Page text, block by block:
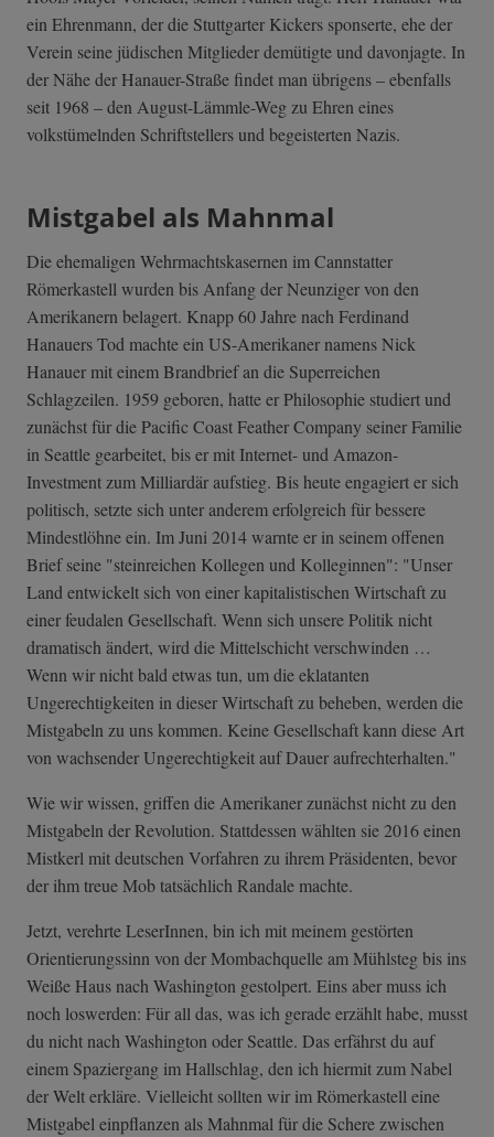
ein Ehrenmann, der die Stuttgarter Kickers sponserte, ehe der
Verein seine jüdischen Mitglieder demütigte und davonjagte. In
der Nähe der Hanauer-Straße findet man übrigens – ebenfalls
seit 1968 – den August-Lämmle-Weg zu Ehren eines
volkstümelnden Schriftstellers und begeisterten Nazis.
Mistgabel als Mahnmal
Die ehemaligen Wehrmachtskasernen im Cannstatter
Römerkastell wurden bis Anfang der Neunziger von den
Amerikanern belagert. Knapp 60 Jahre nach Ferdinand
Hanauers Tod machte ein US-Amerikaner namens Nick
Hanauer mit einem Brandbrief an die Superreichen
Schlagzeilen. 1959 geboren, hatte er Philosophie studiert und
zunächst für die Pacific Coast Feather Company seiner Familie
in Seattle gearbeitet, bis er mit Internet- und Amazon-
Investment zum Milliardär aufstieg. Bis heute engagiert er sich
politisch, setzte sich unter anderem erfolgreich für bessere
Mindestlöhne ein. Im Juni 2014 warnte er in seinem offenen
Brief seine "steinreichen Kollegen und Kolleginnen": "Unser
Land entwickelt sich von einer kapitalistischen Wirtschaft zu
einer feudalen Gesellschaft. Wenn sich unsere Politik nicht
dramatisch ändert, wird die Mittelschicht verschwinden …
Wenn wir nicht bald etwas tun, um die eklatanten
Ungerechtigkeiten in dieser Wirtschaft zu beheben, werden die
Mistgabeln zu uns kommen. Keine Gesellschaft kann diese Art
von wachsender Ungerechtigkeit auf Dauer aufrechterhalten."
Wie wir wissen, griffen die Amerikaner zunächst nicht zu den
Mistgabeln der Revolution. Stattdessen wählten sie 2016 einen
Mistkerl mit deutschen Vorfahren zu ihrem Präsidenten, bevor
der ihm treue Mob tatsächlich Randale machte.
Jetzt, verehrte LeserInnen, bin ich mit meinem gestörten
Orientierungssinn von der Mombachquelle am Mühlsteg bis ins
Weiße Haus nach Washington gestolpert. Eins aber muss ich
noch loswerden: Für all das, was ich gerade erzählt habe, musst
du nicht nach Washington oder Seattle. Das erfährst du auf
einem Spaziergang im Hallschlag, den ich hiermit zum Nabel
der Welt erkläre. Vielleicht sollten wir im Römerkastell eine
Mistgabel einpflanzen als Mahnmal für die Schere zwischen